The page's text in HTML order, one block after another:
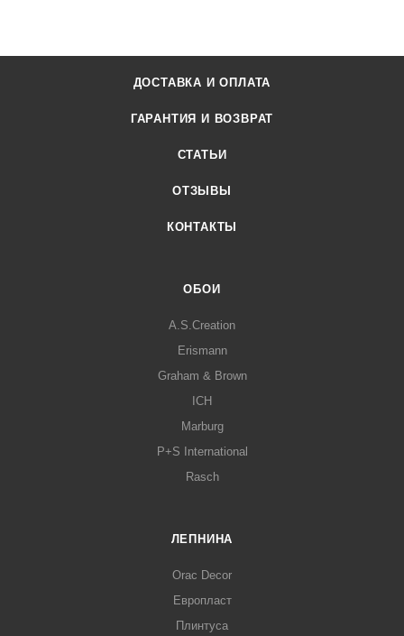
ДОСТАВКА И ОПЛАТА
ГАРАНТИЯ И ВОЗВРАТ
СТАТЬИ
ОТЗЫВЫ
КОНТАКТЫ
ОБОИ
A.S.Creation
Erismann
Graham & Brown
ICH
Marburg
P+S International
Rasch
ЛЕПНИНА
Orac Decor
Европласт
Плинтуса